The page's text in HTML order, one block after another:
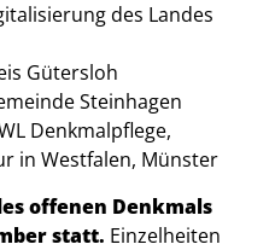
des Landes
Gütersloh
Steinhagen
Denkmalpflege,
in Westfalen, Münster
offenen Denkmals
statt. Einzelheiten